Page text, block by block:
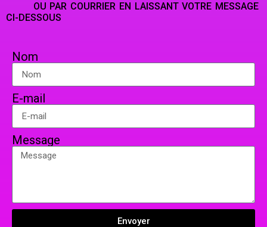
OU PAR COURRIER EN LAISSANT VOTRE MESSAGE
CI-DESSOUS
Nom
E-mail
Message
Envoyer